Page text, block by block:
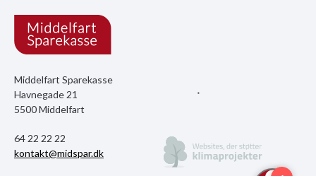
Middelfart Sparekasse
Havnegade 21
5500 Middelfart
64 22 22 22
kontakt@midspar.dk